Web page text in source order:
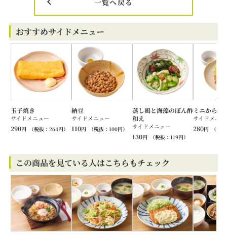
おすすめサイドメニュー
玉子焼き
サイドメニュー
290円 （税抜：264円）
納豆
サイドメニュー
110円 （税抜：100円）
蒸し鶏と海藻のぽん酢
和え
サイドメニュー
130円 （税抜：119円）
ミニから揚
サイドメニ
280円 （税
この商品を見ている人はこちらもチェック